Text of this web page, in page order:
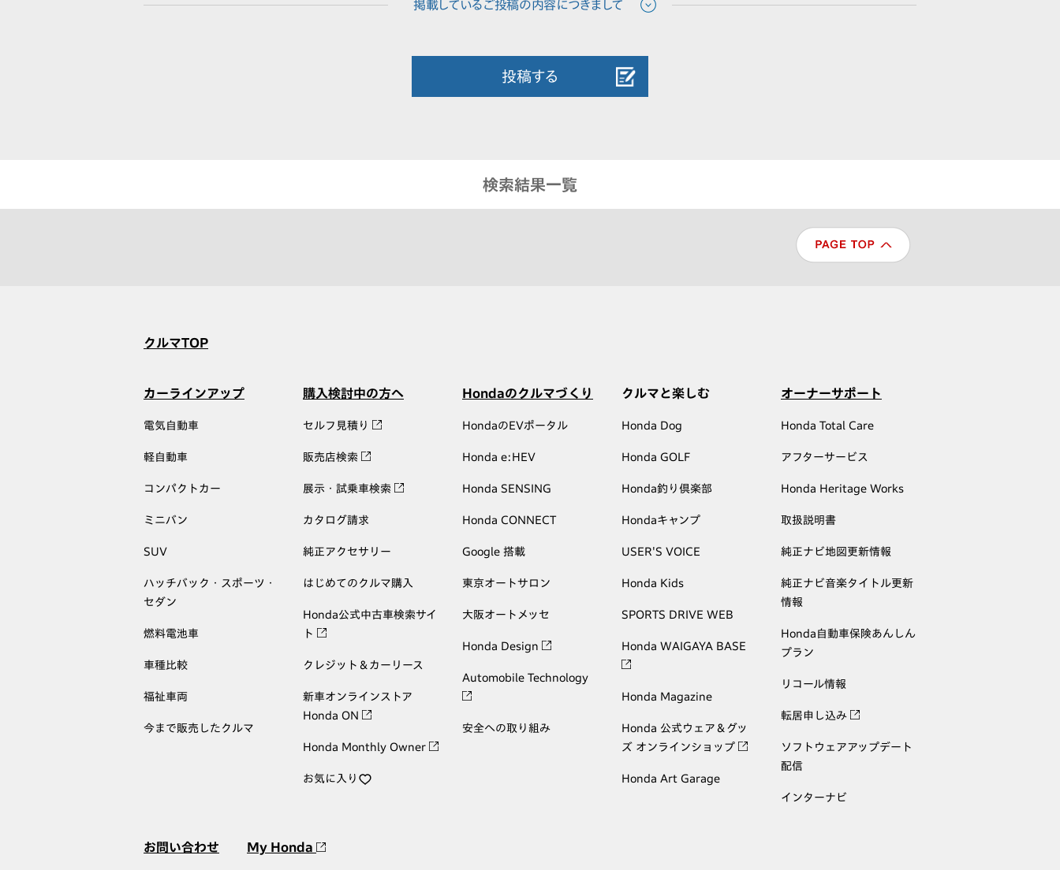
投稿する
検索結果一覧
クルマTOP
カーラインアップ
電気自動車
軽自動車
コンパクトカー
ミニバン
SUV
ハッチバック・スポーツ・
セダン
燃料電池車
車種比較
福祉車両
今まで販売したクルマ
購入検討中の方へ
セルフ見積り
販売店検索
展示・試乗車検索
カタログ請求
純正アクセサリー
はじめてのクルマ購入
Honda公式中古車検索サイ
ト
クレジット＆カーリース
新車オンラインストア
Honda ON
Honda Monthly Owner
お気に入り
Hondaのクルマづくり
HondaのEVポータル
Honda e:HEV
Honda SENSING
Honda CONNECT
Google 搭載
東京オートサロン
大阪オートメッセ
Honda Design
Automobile Technology
安全への取り組み
クルマと楽しむ
Honda Dog
Honda GOLF
Honda釣り倶楽部
Hondaキャンプ
USER'S VOICE
Honda Kids
SPORTS DRIVE WEB
Honda WAIGAYA BASE
Honda Magazine
Honda 公式ウェア＆グッ
ズ オンラインショップ
Honda Art Garage
オーナーサポート
Honda Total Care
アフターサービス
Honda Heritage Works
取扱説明書
純正ナビ地図更新情報
純正ナビ音楽タイトル更新
情報
Honda自動車保険あんしん
プラン
リコール情報
転居申し込み
ソフトウェアアップデート
配信
インターナビ
お問い合わせ My Honda